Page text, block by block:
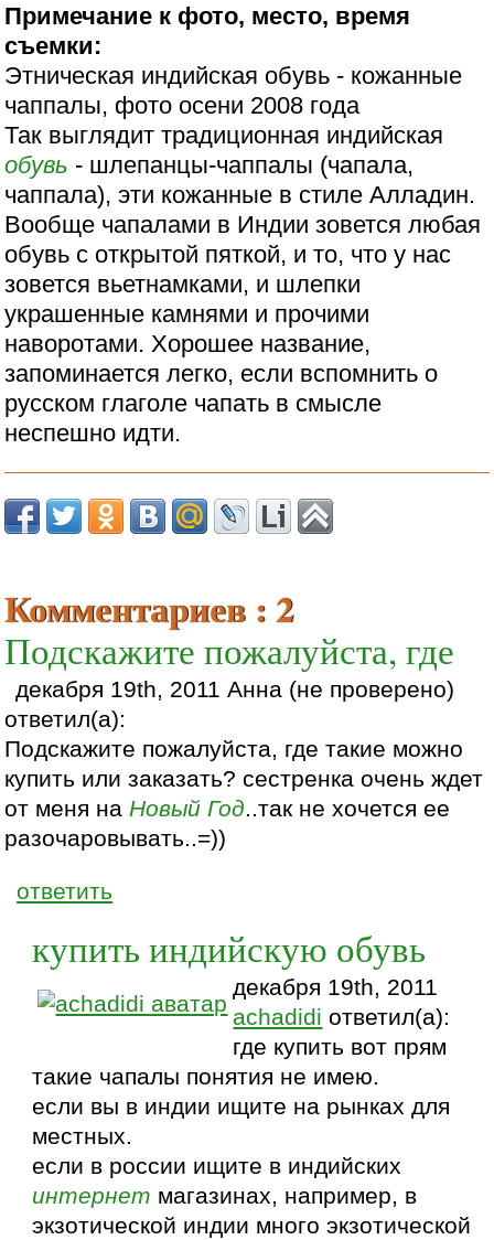
Примечание к фото, место, время
съемки:
Этническая индийская обувь - кожанные
чаппалы, фото осени 2008 года
Так выглядит традиционная индийская
обувь - шлепанцы-чаппалы (чапала,
чаппала), эти кожанные в стиле Алладин.
Вообще чапалами в Индии зовется любая
обувь с открытой пяткой, и то, что у нас
зовется вьетнамками, и шлепки
украшенные камнями и прочими
наворотами. Хорошее название,
запоминается легко, если вспомнить о
русском глаголе чапать в смысле
неспешно идти.
Комментариев : 2
Подскажите пожалуйста, где
декабря 19th, 2011 Анна (не проверено)
ответил(а):
Подскажите пожалуйста, где такие можно
купить или заказать? сестренка очень ждет
от меня на Новый Год..так не хочется ее
разочаровывать..=))
ответить
купить индийскую обувь
декабря 19th, 2011
achadidi ответил(а):
где купить вот прям
такие чапалы понятия не имею.
если вы в индии ищите на рынках для
местных.
если в россии ищите в индийских
интернет магазинах, например, в
экзотической индии много экзотической